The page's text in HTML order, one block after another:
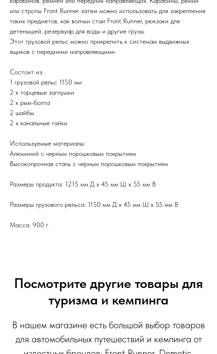
или стропы Front Runner затем можно использовать для закрепления
таких предметов, как волчьи стаи Front Runner, рюкзаки для
детенышей, резервуар для воды и другие грузы.
Этот грузовой рельс можно прикрепить к системам выдвижных
ящиков с передними направляющими.
Состоит из:
1 грузовой рельс 1150 мм
2 х торцевые заглушки
2 х рым-болта
2 шайбы
2 х канальные гайки
Используемые материалы:
Алюминий с черным порошковым покрытием
Высокопрочная сталь с черным порошковым покрытием
Размеры продукта: 1215 мм Д x 45 мм Ш x 55 мм В
Размеры грузового рельса: 1150 мм Д x 45 мм Ш x 55 мм В
Масса: 900 г
Посмотрите другие товары для
туризма и кемпинга
В нашем магазине есть большой выбор товаров
для автомобильных путешествий и кемпинга от